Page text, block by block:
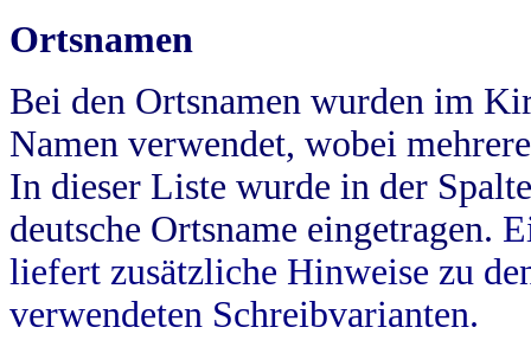
Ortsnamen
Bei den Ortsnamen wurden im
Namen verwendet, wobei
In dieser Liste wurde in der
deutsche Ortsname eingetragen.
liefert zusätzliche Hinweise zu
verwendeten Schreibvarianten.